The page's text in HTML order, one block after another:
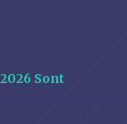
Sont